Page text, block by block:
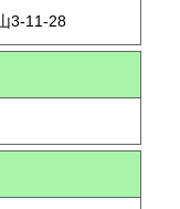
3-11-28